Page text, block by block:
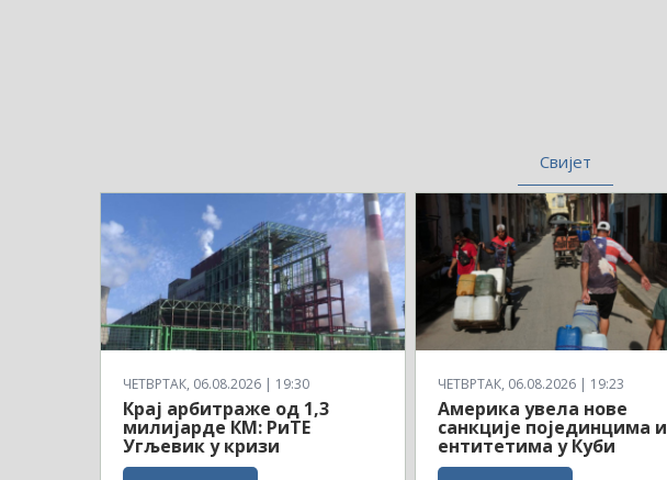
Свијет
ЧЕТВРТАК, 06.08.2026 | 19:30
Крај арбитраже од 1,3
милијарде КМ: РиТЕ
Угљевик у кризи
ЧЕТВРТАК, 06.08.2026 | 19:23
Америка увела нове
санкције појединцима и
ентитетима у Куби